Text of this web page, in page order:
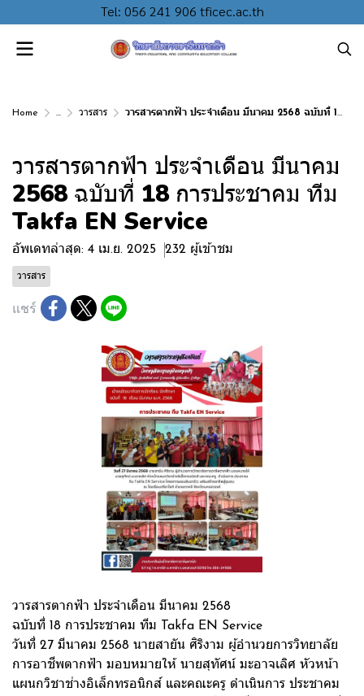
Tel: 056 241 906 tficec.ac.th
Home ... วารสาร วารสารตากฟ้า ประจำเดือน มีนาคม 2568 ฉบับที่ 18 การประชาคม ทีม Takfa EN Service
วารสารตากฟ้า ประจำเดือน มีนาคม
2568 ฉบับที่ 18 การประชาคม ทีม
Takfa EN Service
อัพเดทล่าสุด: 4 เม.ย. 2025 232 ผู้เข้าชม
วารสาร
แชร์
วารสารตากฟ้า ประจำเดือน มีนาคม 2568
ฉบับที่ 18 การประชาคม ทีม Takfa EN Service
วันที่ 27 มีนาคม 2568 นายสายัน ศิริงาม ผู้อำนวยการวิทยาลัย
การอาชีพตากฟ้า มอบหมายให้ นายสุทัศน์ มะอาจเลิศ หัวหน้า
แผนกวิชาช่างอิเล็กทรอนิกส์ และคณะครู ดำเนินการ ประชาคม